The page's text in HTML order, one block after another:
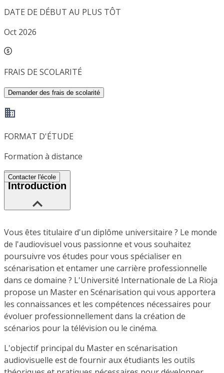
DATE DE DÉBUT AU PLUS TÔT
Oct 2026
FRAIS DE SCOLARITÉ
Demander des frais de scolarité
FORMAT D'ÉTUDE
Formation à distance
Contacter l'école
Introduction
Vous êtes titulaire d'un diplôme universitaire ? Le monde
de l'audiovisuel vous passionne et vous souhaitez
poursuivre vos études pour vous spécialiser en
scénarisation et entamer une carrière professionnelle
dans ce domaine ? L'Université Internationale de La Rioja
propose un Master en Scénarisation qui vous apportera
les connaissances et les compétences nécessaires pour
évoluer professionnellement dans la création de
scénarios pour la télévision ou le cinéma.
L'objectif principal du Master en scénarisation
audiovisuelle est de fournir aux étudiants les outils